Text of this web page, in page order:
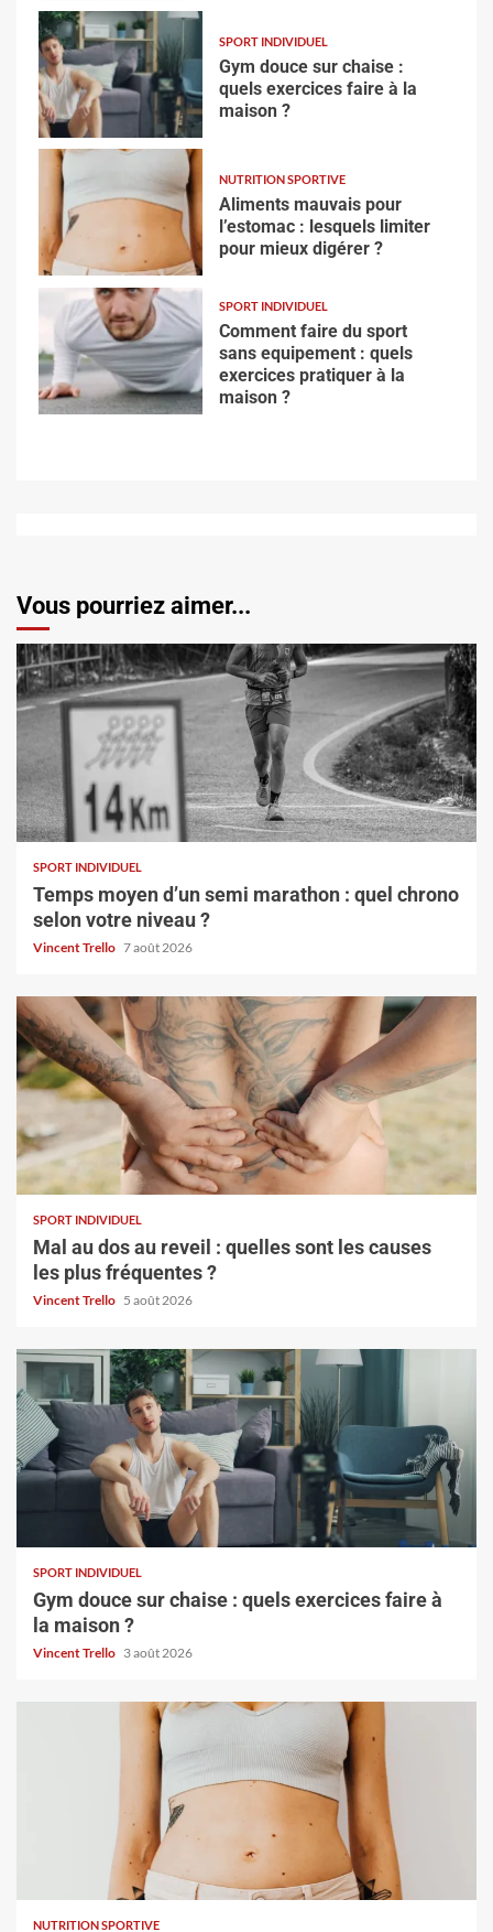
SPORT INDIVIDUEL
Gym douce sur chaise :
quels exercices faire à la
maison ?
NUTRITION SPORTIVE
Aliments mauvais pour
l’estomac : lesquels limiter
pour mieux digérer ?
SPORT INDIVIDUEL
Comment faire du sport
sans equipement : quels
exercices pratiquer à la
maison ?
Vous pourriez aimer...
SPORT INDIVIDUEL
Temps moyen d’un semi marathon : quel chrono
selon votre niveau ?
Vincent Trello 7 août 2026
SPORT INDIVIDUEL
Mal au dos au reveil : quelles sont les causes
les plus fréquentes ?
Vincent Trello 5 août 2026
SPORT INDIVIDUEL
Gym douce sur chaise : quels exercices faire à
la maison ?
Vincent Trello 3 août 2026
NUTRITION SPORTIVE